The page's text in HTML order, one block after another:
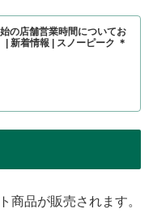
の店舗営業時間についてお
| 新着情報 | スノーピーク ＊
商品が販売されます。